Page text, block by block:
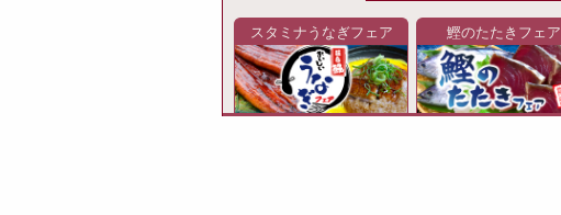
スタミナうなぎフェア 鰹のたたきフェア